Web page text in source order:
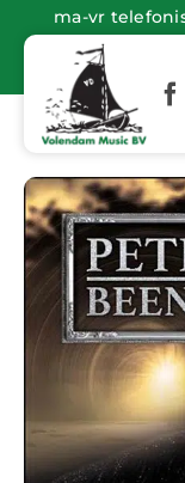
naar
ma-vr